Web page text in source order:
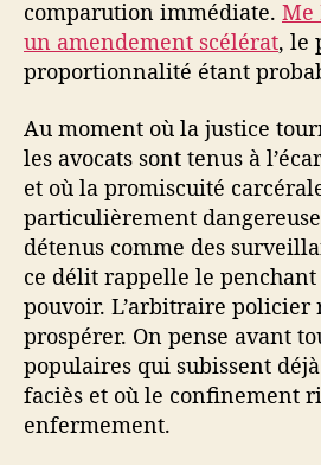
comparution immédiate. Me
un amendement scélérat, le
proportionnalité étant
Au moment où la justice
les avocats sont tenus à
et où la promiscuité
particulièrement
détenus comme des
ce délit rappelle le
pouvoir. L’arbitraire policier
prospérer. On pense avant
populaires qui subissent
faciès et où le confinement
enfermement.